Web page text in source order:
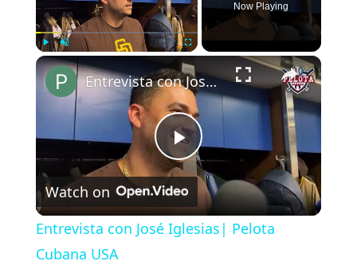
Play Unmute
Now Playing
×
P
l
Entrevista con José Iglesias| Pelota Cubana USA
Watch on
Entrevista con José Iglesias| Pelota
Cubana USA